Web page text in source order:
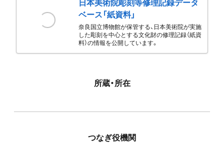
日本美術院彫刻等修理記録データ
ベース「紙資料」
奈良国立博物館が保管する、日本美術院が実施
した彫刻を中心とする文化財の修理記録（紙資
料）の情報を公開しています。
所蔵・所在
つなぎ役機関